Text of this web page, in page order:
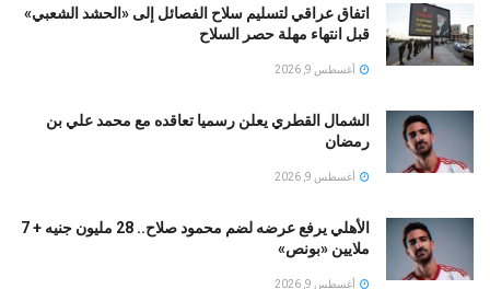
اتفاق عراقي لتسليم سلاح الفصائل إلى «الحشد الشعبي»
قبل انتهاء مهلة حصر السلاح
أغسطس 9, 2026
الشمال القطري يعلن رسميا تعاقده مع محمد علي بن
رمضان
أغسطس 9, 2026
الأهلي يرفع عرضه لضم محمود صلاح.. 28 مليون جنيه + 7
ملايين «بونص»
أغسطس 9, 2026